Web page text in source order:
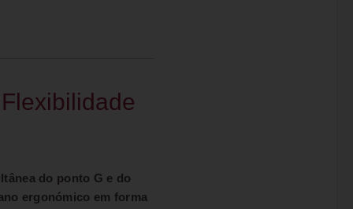
do ponto G e do
ergonómico em forma